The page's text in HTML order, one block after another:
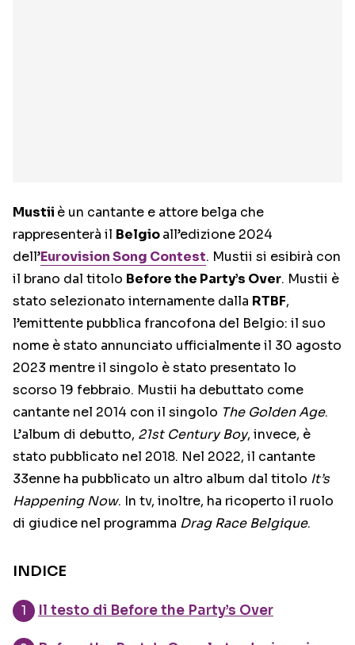
Mustii è un cantante e attore belga che
rappresenterà il Belgioall’edizione 2024
dell’Eurovision Song Contest. Mustii si esibirà con
il brano dal titolo Before the Party’s Over. Mustii è
stato selezionato internamente dalla RTBF,
l’emittente pubblica francofona del Belgio: il suo
nome è stato annunciato ufficialmente il 30 agosto
2023 mentre il singolo è stato presentato lo
scorso 19 febbraio. Mustii ha debuttato come
cantante nel 2014 con il singolo The Golden Age.
L’album di debutto, 21st Century Boy, invece, è
stato pubblicato nel 2018. Nel 2022, il cantante
33enne ha pubblicato un altro album dal titolo It’s
Happening Now. In tv, inoltre, ha ricoperto il ruolo
di giudice nel programma Drag Race Belgique.
INDICE
Il testo di Before the Party’s Over